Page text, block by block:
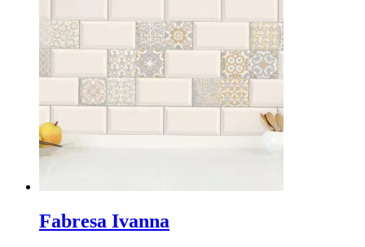
Fabresa Ivanna